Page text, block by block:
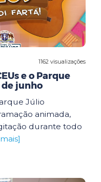
1162 visualizações
e o Parque
junho
Júlio
animada,
durante todo